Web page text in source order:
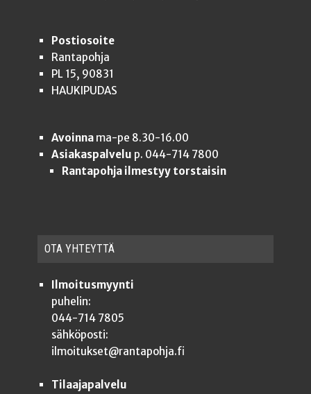
Postiosoite
Rantapohja
PL 15, 90831
HAUKIPUDAS
Avoinnama-pe 8.30-16.00
Asiakaspalvelu p. 044-714 7800
Rantapohja ilmestyy torstaisin
OTA YHTEYT­TÄ
Ilmoitusmyynti
puhelin:
044-714 7805
sähköposti:
ilmoitukset@rantapohja.fi
Tilaajapalvelu